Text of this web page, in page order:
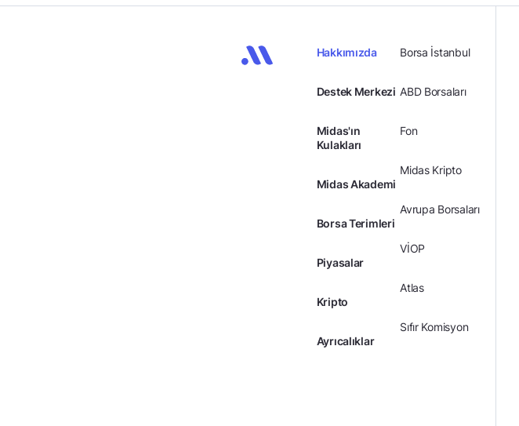
Hakkımızda
Destek Merkezi
Midas'ın
Kulakları
Midas Akademi
Borsa Terimleri
Piyasalar
Kripto
Ayrıcalıklar
Borsa İstanbul
ABD Borsaları
Fon
Midas Kripto
Avrupa Borsaları
VİOP
Atlas
Sıfır Komisyon